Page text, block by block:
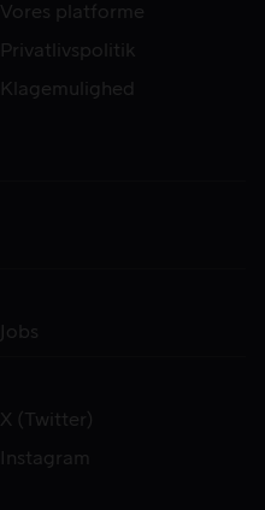
Vores platforme
Privatlivspolitik
Klagemulighed
Jobs
X (Twitter)
Instagram